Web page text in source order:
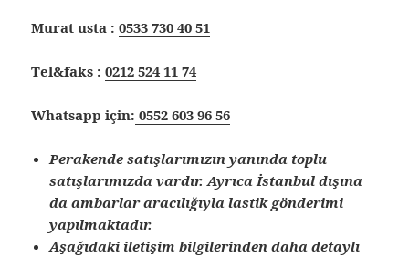
Murat usta :0533 730 40 51
Tel&faks :0212 524 11 74
Whatsapp için: 0552 603 96 56
Perakende satışlarımızın yanında toplu
satışlarımızda vardır. Ayrıca İstanbul dışına
da ambarlar aracılığıyla lastik gönderimi
yapılmaktadır.
Aşağıdaki iletişim bilgilerinden daha detaylı